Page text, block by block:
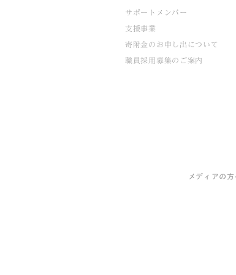
サポートメンバー
支援事業
寄附金のお申し出について
職員採用募集のご案内
メディアの方